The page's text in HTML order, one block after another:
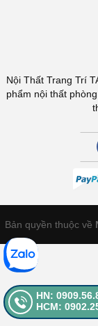
Nội Thất Trang Trí
phẩm nội thất
Bản quyền thuộc về
HN:
HCM: